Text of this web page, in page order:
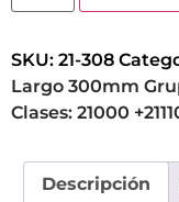
SKU: 21-308
Largo 300mm
Clases: 21000
Descripción